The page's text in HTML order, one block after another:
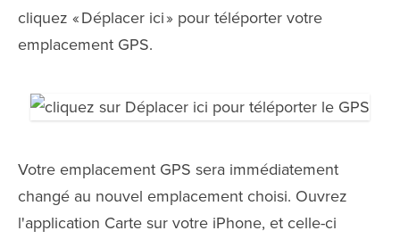
cliquez « Déplacer ici » pour téléporter votre
emplacement GPS.
Votre emplacement GPS sera immédiatement
changé au nouvel emplacement choisi. Ouvrez
l'application Carte sur votre iPhone, et celle-ci